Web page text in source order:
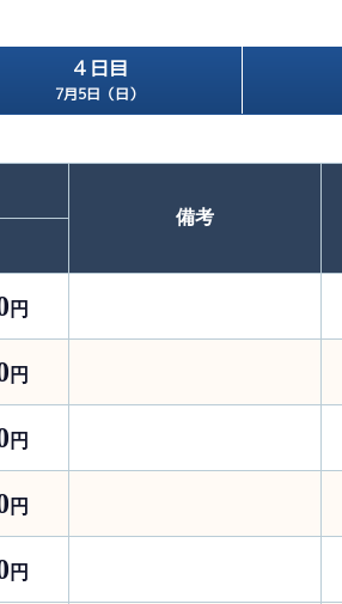
夢テラス」
４日目
7月5日（日）
備考
円
円
円
円
円